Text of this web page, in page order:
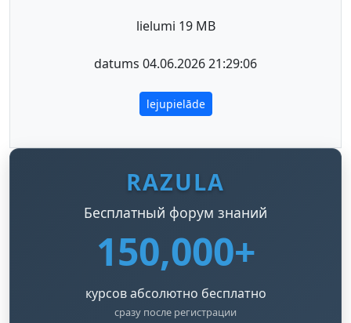
lielumi 19 MB
datums 04.06.2026 21:29:06
lejupielāde
RAZULA
Бесплатный форум знаний
150,000+
курсов абсолютно бесплатно
сразу после регистрации